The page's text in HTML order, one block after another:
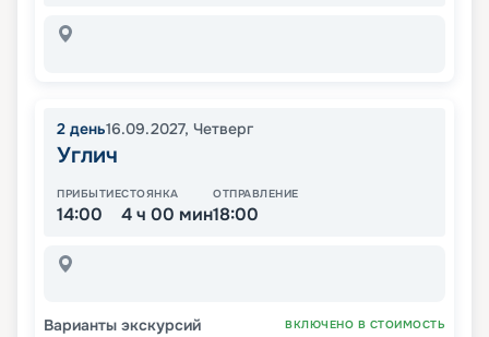
2 день16.09.2027, Четверг
Углич
ПРИБЫТИЕ
14:00
СТОЯНКА
4 ч 00 мин
ОТПРАВЛЕНИЕ
18:00
Варианты экскурсий ВКЛЮЧЕНО В СТОИМОСТЬ